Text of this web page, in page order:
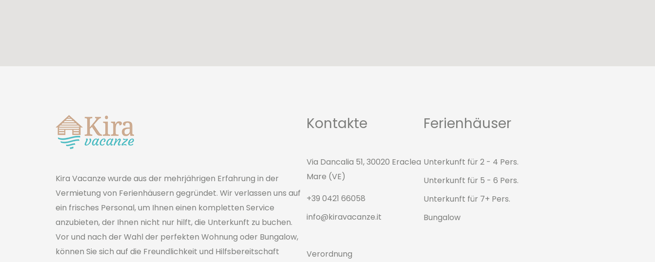
Kira Vacanze wurde aus der mehrjährigen Erfahrung in der
Vermietung von Ferienhäusern gegründet. Wir verlassen uns auf
ein frisches Personal, um Ihnen einen kompletten Service
anzubieten, der Ihnen nicht nur hilft, die Unterkunft zu buchen.
Vor und nach der Wahl der perfekten Wohnung oder Bungalow,
können Sie sich auf die Freundlichkeit und Hilfsbereitschaft
Kontakte
Via Dancalia 51, 30020 Eraclea
Mare (VE)
+39 0421 66058
info@kiravacanze.it
Verordnung
Ferienhäuser
Unterkunft für 2 - 4 Pers.
Unterkunft für 5 - 6 Pers.
Unterkunft für 7+ Pers.
Bungalow